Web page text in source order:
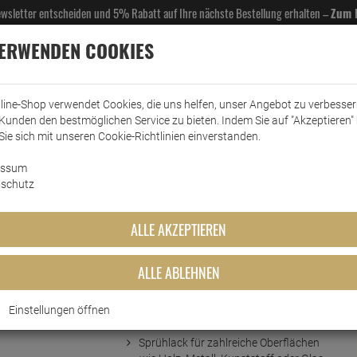
entscheiden und 5% Rabatt auf Ihre nächste Bestellung erhalten –Zum
& GASTROBEDARF DROGERIE KÜCHE & HAUSHALT KFZ
pastellrosa 200 ml
Sprühlack für zahlreiche Oberflächen
COOKIES
Shop verwendet Cookies, die uns helfen, unser Angebot zu
den bestmöglichen Service zu bieten. Indem Sie auf "Akzeptieren"
sich mit unseren Cookie-Richtlinien einverstanden.
ALLE AKZEPTIEREN
ALLE ABLEHNEN
Einstellungen öffnen